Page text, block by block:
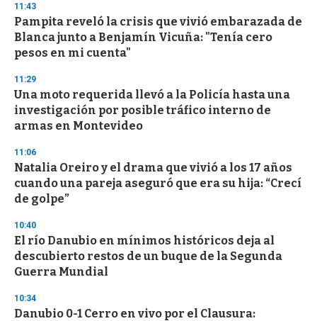
d
s
o
f
3
s
e
c
o
n
11:43
Pampita reveló la crisis que vivió embarazada de
Blanca junto a Benjamín Vicuña: "Tenía cero
pesos en mi cuenta"
11:29
Una moto requerida llevó a la Policía hasta una
investigación por posible tráfico interno de
armas en Montevideo
11:06
Natalia Oreiro y el drama que vivió a los 17 años
cuando una pareja aseguró que era su hija: “Crecí
de golpe”
10:40
El río Danubio en mínimos históricos deja al
descubierto restos de un buque de la Segunda
Guerra Mundial
10:34
Danubio 0-1 Cerro en vivo por el Clausura: